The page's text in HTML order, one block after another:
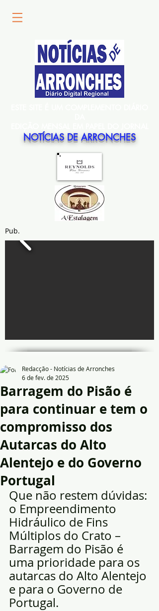
NOTÍCIAS DE ARRONCHES
Pub.
Barragem do Pisão é
para continuar e tem o
compromisso dos
Autarcas do Alto
Alentejo e do Governo
Portugal
Redacção - Notícias de Arronches
6 de fev. de 2025
Que não restem dúvidas:
o Empreendimento
Hidráulico de Fins
Múltiplos do Crato –
Barragem do Pisão é
uma prioridade para os
autarcas do Alto Alentejo
e para o Governo de
Portugal.